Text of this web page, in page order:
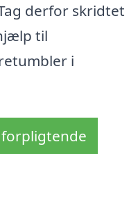
derfor skridtet
til
i